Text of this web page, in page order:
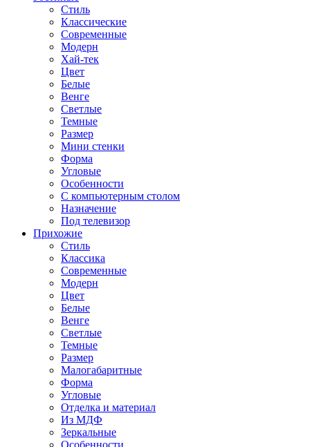
Стиль
Классические
Современные
Модерн
Хай-тек
Цвет
Белые
Венге
Светлые
Темные
Размер
Мини стенки
Форма
Угловые
Особенности
С компьютерным столом
Назначение
Под телевизор
Прихожие
Стиль
Классика
Современные
Модерн
Цвет
Белые
Венге
Светлые
Темные
Размер
Малогабаритные
Форма
Угловые
Отделка и материал
Из МДФ
Зеркальные
Особенности